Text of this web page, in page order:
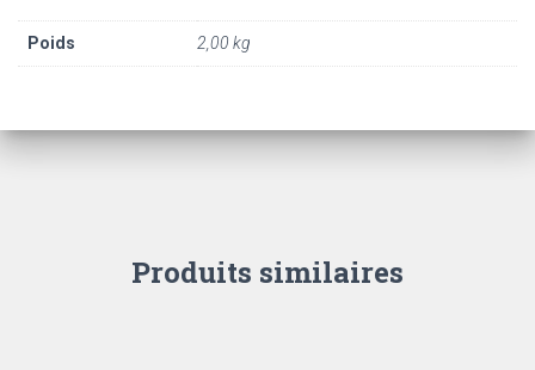
Poids 2,00 kg
Produits similaires